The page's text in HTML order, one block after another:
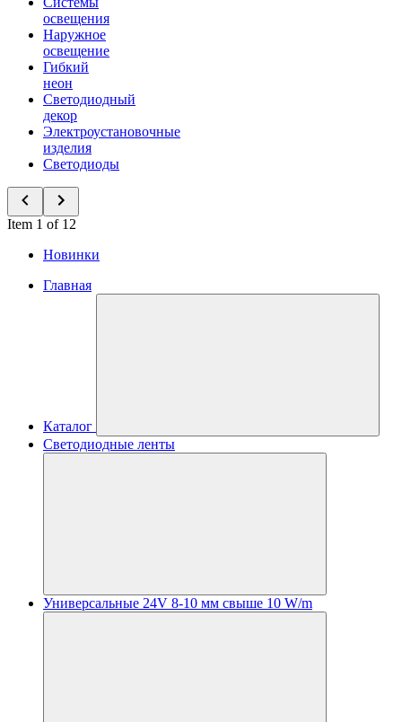
освещения
Наружное
освещение
Гибкий
неон
Светодиодный
декор
Электроустановочные
изделия
Светодиоды
Item 1 of 12
Новинки
Главная
Каталог
Светодиодные ленты
Универсальные 24V 8-10 мм свыше 10 W/m